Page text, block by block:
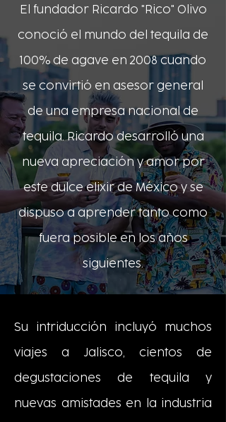
El fundador Ricardo "Rico" Olivo
conoció el mundo del tequila de
100% de agave en 2008 cuando
se convirtió en asesor general
de una empresa nacional de
tequila. Ricardo desarrolló una
nueva apreciación y amor por
este dulce elixir de México y se
dispuso a aprender tanto como
fuera posible en los años
siguientes.
Su intriducción incluyó muchos
viajes a Jalisco, cientos de
degustaciones de tequila y
nuevas amistades en la industria